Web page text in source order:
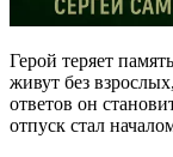
Герой теряет
живут без
ответов он
отпуск стал